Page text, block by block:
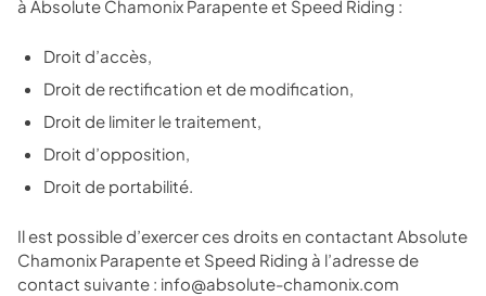
à Absolute Chamonix Parapente et Speed Riding :
Droit d’accès,
Droit de rectification et de modification,
Droit de limiter le traitement,
Droit d’opposition,
Droit de portabilité.
Il est possible d’exercer ces droits en contactant Absolute
Chamonix Parapente et Speed Riding à l’adresse de
contact suivante : info@absolute-chamonix.com